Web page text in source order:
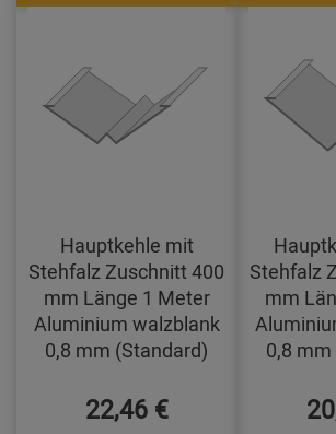
Hauptkehle mit
Stehfalz Zuschnitt 400
mm Länge 1 Meter
Aluminium walzblank
0,8 mm (Standard)
22,46 €
Stehfalz
mm
0,8